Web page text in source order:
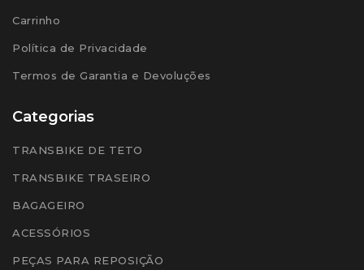
Carrinho
Política de Privacidade
Termos de Garantia e Devoluções
Categorias
TRANSBIKE DE TETO
TRANSBIKE TRASEIRO
BAGAGEIRO
ACESSÓRIOS
PEÇAS PARA REPOSIÇÃO